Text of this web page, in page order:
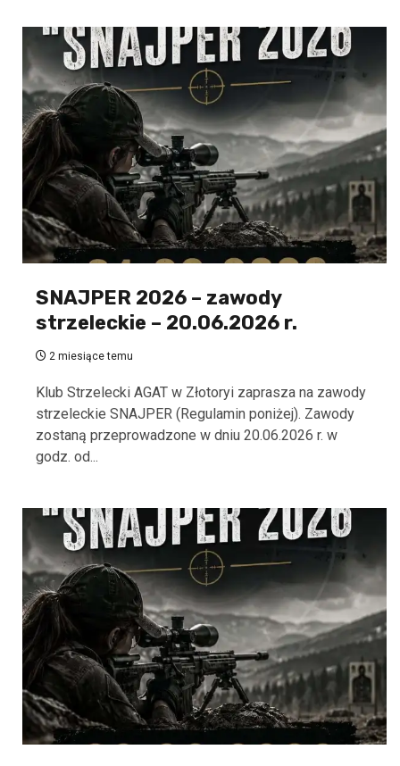
SNAJPER 2026 – zawody
strzeleckie – 20.06.2026 r.
2 miesiące temu
Klub Strzelecki AGAT w Złotoryi zaprasza na zawody
strzeleckie SNAJPER (Regulamin poniżej). Zawody
zostaną przeprowadzone w dniu 20.06.2026 r. w
godz. od...